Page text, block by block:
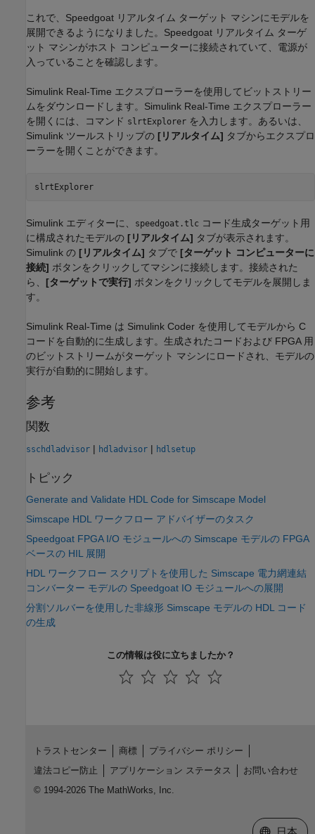
これで、Speedgoat リアルタイム ターゲット マシンにモデルを
展開できるようになりました。Speedgoat リアルタイム ターゲ
ット マシンがホスト コンピューターに接続されていて、電源が
入っていることを確認します。
Simulink Real-Time エクスプローラーを使用してビットストリー
ムをダウンロードします。Simulink Real-Time エクスプローラー
を開くには、コマンド slrtExplorer を入力します。あるいは、
Simulink ツールストリップの [リアルタイム] タブからエクスプロ
ーラーを開くことができます。
slrtExplorer
Simulink エディターに、 speedgoat.tlc コード生成ターゲット用
に構成されたモデルの [リアルタイム] タブが表示されます。
Simulink の [リアルタイム] タブで [ターゲット コンピューターに
接続] ボタンをクリックしてマシンに接続します。接続された
ら、 [ターゲットで実行] ボタンをクリックしてモデルを展開しま
す。
Simulink Real-Time は Simulink Coder を使用してモデルから C
コードを自動的に生成します。生成されたコードおよび FPGA 用
のビットストリームがターゲット マシンにロードされ、モデルの
実行が自動的に開始します。
参考
関数
sschdladvisor | hdladvisor | hdlsetup
トピック
Generate and Validate HDL Code for Simscape Model
Simscape HDL ワークフロー アドバイザーのタスク
Speedgoat FPGA I/O モジュールへの Simscape モデルの FPGA
ベースの HIL 展開
HDL ワークフロー スクリプトを使用した Simscape 電力網連結
コンバーター モデルの Speedgoat IO モジュールへの展開
分割ソルバーを使用した非線形 Simscape モデルの HDL コード
の生成
この情報は役に立ちましたか？
トラストセンター 商標
プライバシー ポリシー
違法コピー防止
アプリケーション ステータス
お問い合わせ
© 1994-2026 The MathWorks, Inc.
Web サイ
日本